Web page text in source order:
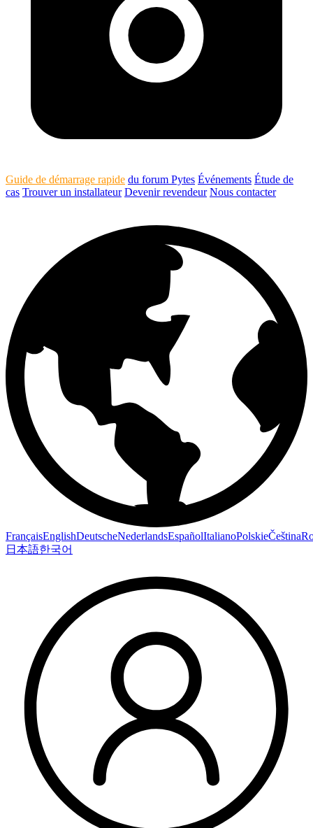
Guide de démarrage rapide du forum Pytes Événements Étude de
cas Trouver un installateur Devenir revendeur Nous contacter
FrançaisEnglishDeutscheNederlandsEspañolItalianoPolskieČeština
日本語한국어